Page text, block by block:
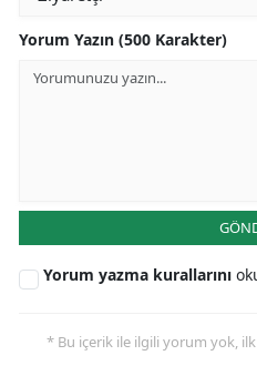
Yorum Yazın (500 Karakter)
Yorum yazma kurallarını
* Bu içerik ile ilgili yorum yok,